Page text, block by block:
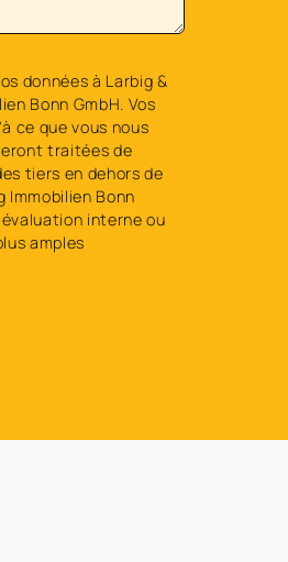
données à Larbig &
Bonn GmbH. Vos
ce que vous nous
traitées de
tiers en dehors de
Immobilien Bonn
interne ou
amples